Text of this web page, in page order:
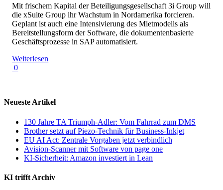
Mit frischem Kapital der Beteiligungsgesellschaft 3i Group will
die xSuite Group ihr Wachstum in Nordamerika forcieren.
Geplant ist auch eine Intensivierung des Mietmodells als
Bereitstellungsform der Software, die dokumentenbasierte
Geschäftsprozesse in SAP automatisiert.
Weiterlesen
0
Neueste Artikel
130 Jahre TA Triumph-Adler: Vom Fahrrad zum DMS
Brother setzt auf Piezo-Technik für Business-Inkjet
EU AI Act: Zentrale Vorgaben jetzt verbindlich
Avision-Scanner mit Software von page one
KI-Sicherheit: Amazon investiert in Lean
KI trifft Archiv